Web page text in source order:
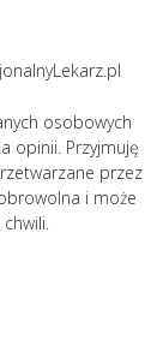
osobowych
opinii. Przyjmuję
przez
i może